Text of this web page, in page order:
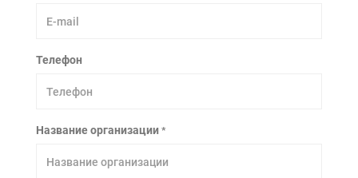
Телефон
Название организации *